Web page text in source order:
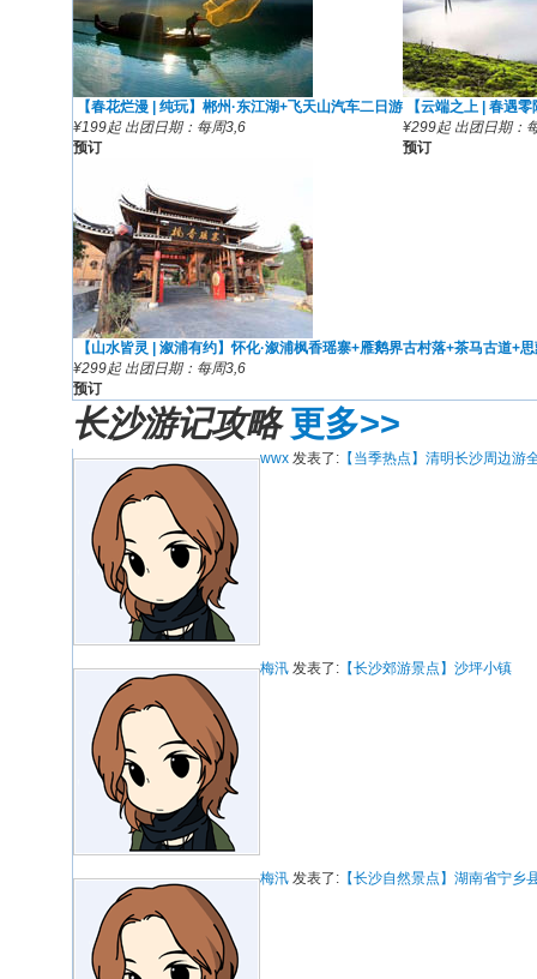
【春花烂漫 | 纯玩】郴州·东江湖+飞天山汽车二日游
¥199起出团日期： 每周3,6
预订
【云端之上 | 春遇
¥299起出团日期：
预订
【山水皆灵 | 溆浦有约】怀化·溆浦枫香瑶寨+雁鹅界古村落+茶马古道+
¥299起出团日期： 每周3,6
预订
长沙游记攻略 更多>>
wwx 发表了: 【当季热点】清明长沙周边游
梅汛 发表了: 【长沙郊游景点】沙坪小镇
梅汛 发表了: 【长沙自然景点】湖南省宁乡